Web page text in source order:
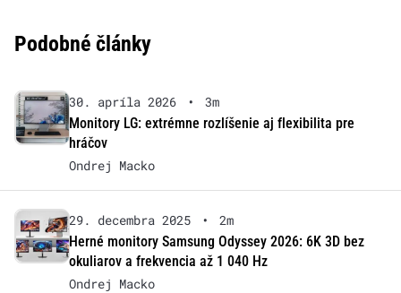
Podobné články
30. apríla 2026 •
3m
Monitory LG: extrémne rozlíšenie aj flexibilita pre
hráčov
Ondrej Macko
29. decembra 2025 •
2m
Herné monitory Samsung Odyssey 2026: 6K 3D bez
okuliarov a frekvencia až 1 040 Hz
Ondrej Macko